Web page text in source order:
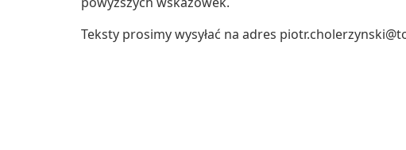
Teksty prosimy wysyłać na adres